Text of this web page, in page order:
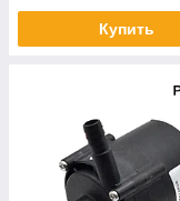
Купить